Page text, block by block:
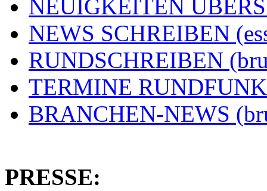
NEUIGKEITEN
NEWS SCHREIBEN
RUNDSCHREIBEN
TERMINE
BRANCHEN-NEWS
PRESSE: